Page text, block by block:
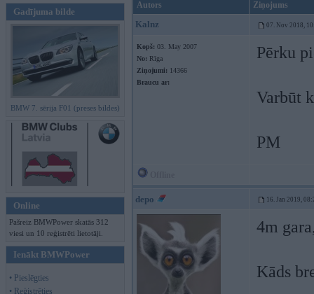
Gadījuma bilde
BMW 7. sērija F01 (preses bildes)
Online
Pašreiz BMWPower skatās 312
viesi un 10 reģistrēti lietotāji.
Ienākt BMWPower
• Pieslēgties
• Reģistrēties
Autors Ziņojums
Kalnz 07. Nov 2018,
Kopš: 03. May 2007
No: Rīga
Ziņojumi: 14366
Braucu ar:
Pērku
Varbūt
PM
depo 16. Jan 2019,
4m
Kāds